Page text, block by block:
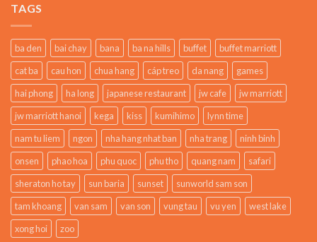
TAGS
ba den bai chay bana ba na hills buffet
buffet marriott
cat ba
cau hon chua hang cáp treo da nang
games
hai phong
ha long japanese restaurant jw cafe
jw marriott
jw marriott hanoi
kega kiss kumihimo
lynn time
nam tu liem
ngon nha hang nhat ban nha trang
ninh binh
onsen
phao hoa phu quoc phu tho quang nam
safari
sheraton ho tay
sun baria sunset
sunworld sam son
tam khoang
van sam van son vung tau vu yen
west lake
xong hoi
zoo